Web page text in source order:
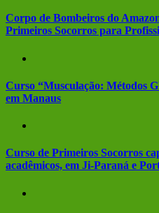
Corpo de Bombeiros do
Primeiros Socorros para
Curso “Musculação: Métodos
em Manaus
Curso de Primeiros Socorros
acadêmicos, em Ji-Paraná e